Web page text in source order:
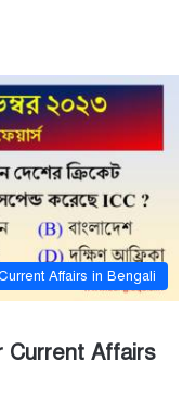
Affairs in Bengali
Current Affairs